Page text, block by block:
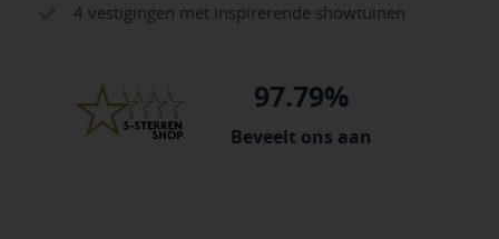
4 vestigingen met inspirerende showtuinen
97.79%
Beveelt ons aan